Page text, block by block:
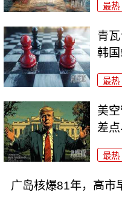
最热
青
韩国
最热
美
差
最热
广岛核爆81年，高市